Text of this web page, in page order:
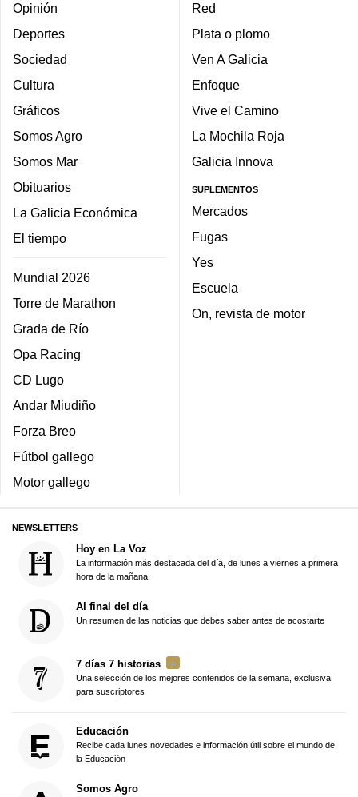
Opinión
Deportes
Sociedad
Cultura
Gráficos
Somos Agro
Somos Mar
Obituarios
La Galicia Económica
El tiempo
Mundial 2026
Torre de Marathon
Grada de Río
Opa Racing
CD Lugo
Andar Miudiño
Forza Breo
Fútbol gallego
Motor gallego
Red
Plata o plomo
Ven A Galicia
Enfoque
Vive el Camino
La Mochila Roja
Galicia Innova
SUPLEMENTOS
Mercados
Fugas
Yes
Escuela
On, revista de motor
NEWSLETTERS
Hoy en La Voz
La información más destacada del día, de lunes a viernes a primera
hora de la mañana
Al final del día
Un resumen de las noticias que debes saber antes de acostarte
7 días 7 historias
Una selección de los mejores contenidos de la semana, exclusiva
para suscriptores
Educación
Recibe cada lunes novedades e información útil sobre el mundo de
la Educación
Somos Agro